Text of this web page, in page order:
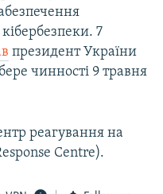
7
президент України
чинності 9 травня
реагування на
Centre).